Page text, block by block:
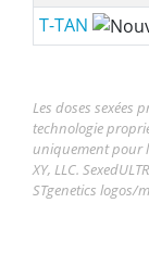
T-TAN
Les doses sexées
technologie
uniquement pour
XY, LLC.
STgenetics logos/